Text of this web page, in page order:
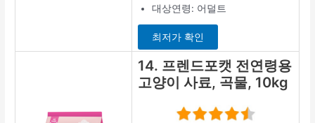
대상연령: 어덜트
최저가 확인
14. 프렌드포캣 전연령용
고양이 사료, 곡물, 10kg